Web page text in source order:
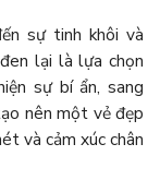
sự tinh khôi và
lại là lựa chọn
sự bí ẩn, sang
nên một vẻ đẹp
và cảm xúc chân